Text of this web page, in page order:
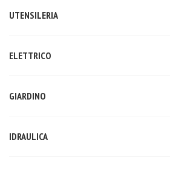
UTENSILERIA
ELETTRICO
GIARDINO
IDRAULICA